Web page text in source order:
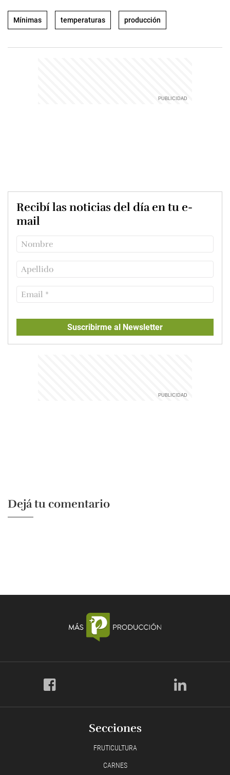
Mínimas temperaturas producción
Recibí las noticias del día en tu e-
mail
Suscribirme al Newsletter
Dejá tu comentario
Secciones
FRUTICULTURA
CARNES